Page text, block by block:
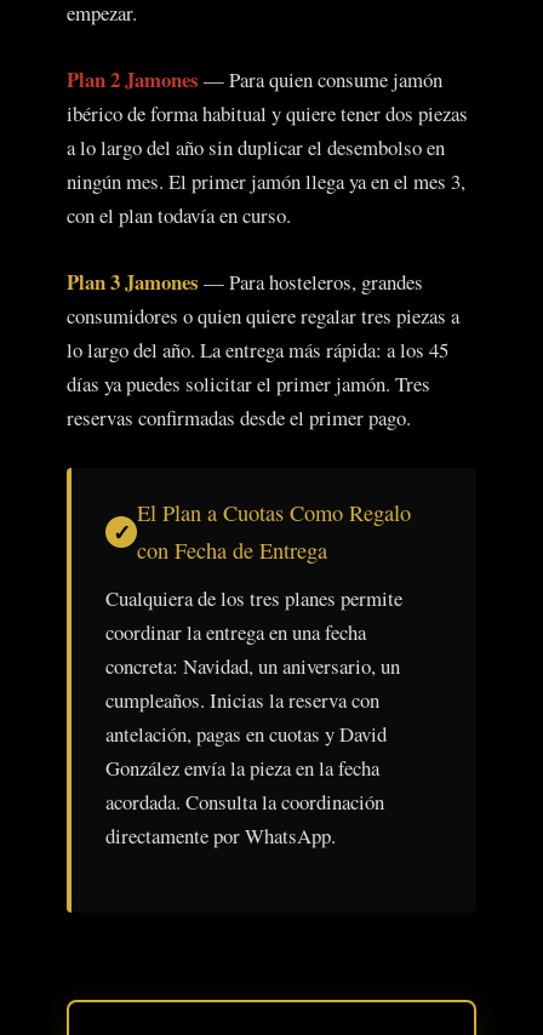
empezar.
Plan 2 Jamones — Para quien consume jamón
ibérico de forma habitual y quiere tener dos piezas
a lo largo del año sin duplicar el desembolso en
ningún mes. El primer jamón llega ya en el mes 3,
con el plan todavía en curso.
Plan 3 Jamones — Para hosteleros, grandes
consumidores o quien quiere regalar tres piezas a
lo largo del año. La entrega más rápida: a los 45
días ya puedes solicitar el primer jamón. Tres
reservas confirmadas desde el primer pago.
El Plan a Cuotas Como Regalo
con Fecha de Entrega
Cualquiera de los tres planes permite
coordinar la entrega en una fecha
concreta: Navidad, un aniversario, un
cumpleaños. Inicias la reserva con
antelación, pagas en cuotas y David
González envía la pieza en la fecha
acordada. Consulta la coordinación
directamente por WhatsApp.